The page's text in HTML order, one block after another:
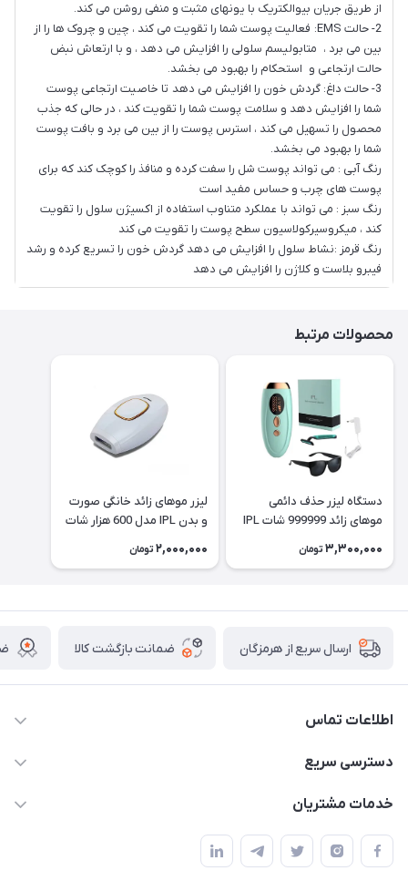
از طریق جریان بیوالکتریک با یونهای مثبت و منفی روشن می کند.
2- حالت EMS: فعالیت پوست شما را تقویت می کند ، چین و چروک ها را از
بین می برد ، متابولیسم سلولی را افزایش می دهد ، و با ارتعاش نبض
حالت ارتجاعی و استحکام را بهبود می بخشد.
3- حالت داغ: گردش خون را افزایش می دهد تا خاصیت ارتجاعی پوست
شما را افزایش دهد و سلامت پوست شما را تقویت کند ، در حالی که جذب
محصول را تسهیل می کند ، استرس پوست را از بین می برد و بافت پوست
شما را بهبود می بخشد.
رنگ آبی : می تواند پوست شل را سفت کرده و منافذ را کوچک کند که برای
پوست های چرب و حساس مفید است
رنگ سبز : می تواند با عملکرد متناوب استفاده از اکسیژن سلول را تقویت
کند ، میکروسیرکولاسیون سطح پوست را تقویت می کند
رنگ قرمز :نشاط سلول را افزایش می دهد گردش خون را تسریع کرده و رشد
فیبرو بلاست و کلاژن را افزایش می دهد
محصولات مرتبط
دستگاه لیزر حذف دائمی
موهای زائد 999999 شات IPL
TMY-002مدل )
3,300,000 تومان
لیزر موهای زائد خانگی صورت
و بدن IPL مدل 600 هزار شات
2,000,000 تومان
ارسال سریع از هرمزگان ضمانت بازگشت کالا
اطلاعات تماس
09170079505
دسترسی سریع
حساب کاربری
لیست محصولات
خدمات مشتریان
قوانین و مقررات
حریم خصوصی